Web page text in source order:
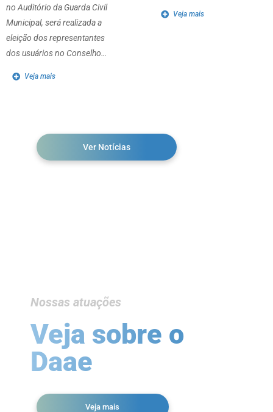
no Auditório da Guarda Civil
Municipal, será realizada a
eleição dos representantes
dos usuários no Conselho…
Veja mais
Veja mais
Ver Notícias
Nossas atuações
Veja sobre o
Daae
Veja mais